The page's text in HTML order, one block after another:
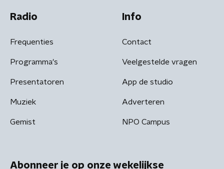
Radio
Frequenties
Programma's
Presentatoren
Muziek
Gemist
Info
Contact
Veelgestelde vragen
App de studio
Adverteren
NPO Campus
Abonneer je op onze wekelijkse